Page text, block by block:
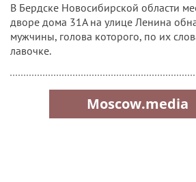
В Бердске Новосибирской области
дворе дома 31А на улице Ленина
мужчины, голова которого, по их
лавочке.
Moscow.media